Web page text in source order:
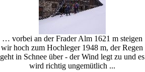
… vorbei an der Frader Alm 1621 m steigen
wir hoch zum Hochleger 1948 m, der Regen
geht in Schnee über - der Wind legt zu und es
wird richtig ungemütlich ...